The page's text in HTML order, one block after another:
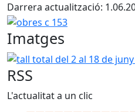
Darrera actualització:
obres c 153
Imatges
tall total del 2 al 18 de juny
RSS
L'actualitat a un clic